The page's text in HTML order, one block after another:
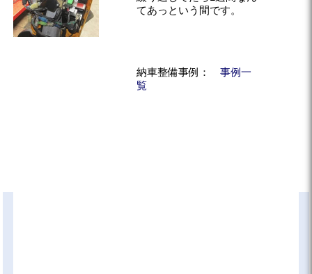
てあっという間です。
納車整備事例：事例一
覧